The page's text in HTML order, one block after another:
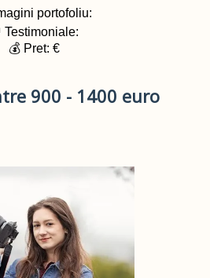
portofoliu:
Testimoniale:
💰 Pret: €
900 - 1400 euro